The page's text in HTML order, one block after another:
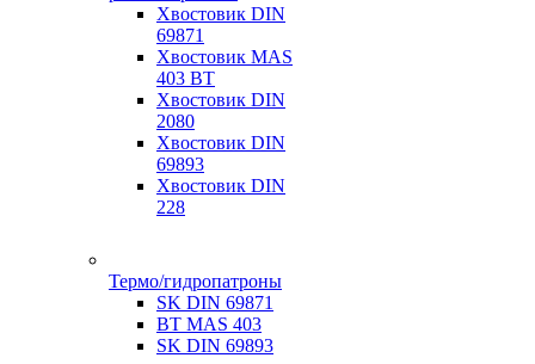
Хвостовик DIN
69871
Хвостовик MAS
403 BT
Хвостовик DIN
2080
Хвостовик DIN
69893
Хвостовик DIN
228
Термо/гидропатроны
SK DIN 69871
BT MAS 403
SK DIN 69893